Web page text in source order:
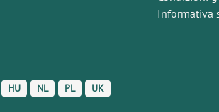
HU NL PL
UK
Informativa